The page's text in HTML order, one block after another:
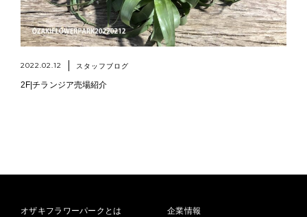
2022.02.12 スタッフブログ
2F|チランジア売場紹介
オザキフラワーパークとは 企業情報